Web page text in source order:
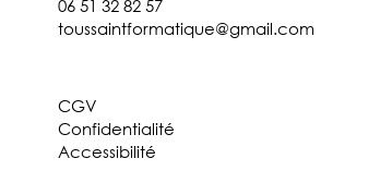
06 51 32 82 57
toussaintformatique@gmail.com
CGV
Confidentialité
Accessibilité